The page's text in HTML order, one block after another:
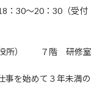
：30～20：30（受付
役所） ７階 研修室
事を始めて３年未満の